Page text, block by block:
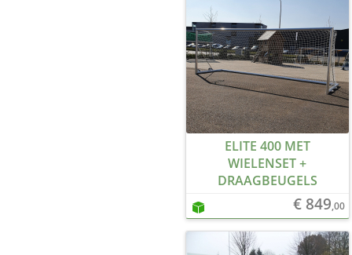
ELITE 400 MET
WIELENSET +
DRAAGBEUGELS
€ 849,00